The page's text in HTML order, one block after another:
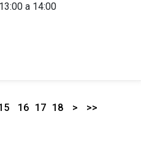
13:00 a 14:00
16 17 18 > >>